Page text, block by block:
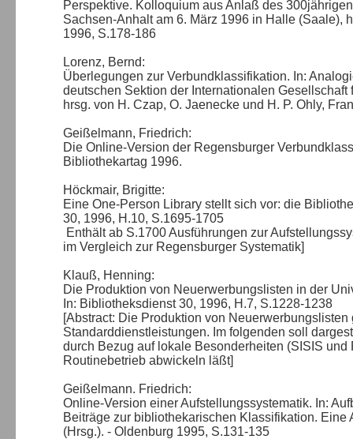
Perspektive. Kolloquium aus Anlaß des
Sachsen-Anhalt am 6. März 1996 in Halle (Saale),
1996, S.178-186
Lorenz, Bernd:
Überlegungen zur Verbundklassifikation. In:
deutschen Sektion der Internationalen
hrsg. von H. Czap, O. Jaenecke und H. P. Ohly,
Geißelmann, Friedrich:
Die Online-Version der Regensburger
Bibliothekartag 1996.
Höckmair, Brigitte:
Eine One-Person Library stellt sich vor: die
30, 1996, H.10, S.1695-1705
Enthält ab S.1700 Ausführungen zur
im Vergleich zur Regensburger Systematik]
Klauß, Henning:
Die Produktion von Neuerwerbungslisten in der
In: Bibliotheksdienst 30, 1996, H.7, S.1228-1238
[Abstract: Die Produktion von
Standarddienstleistungen. Im folgenden soll
durch Bezug auf lokale Besonderheiten (SISIS
Routinebetrieb abwickeln läßt]
Geißelmann. Friedrich:
Online-Version einer Aufstellungssystematik. In:
Beiträge zur bibliothekarischen Klassifikation. Eine
(Hrsg.). - Oldenburg 1995, S.131-135